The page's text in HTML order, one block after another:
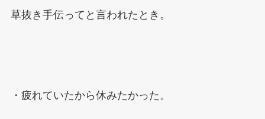
草抜き手伝ってと言われたとき。
・疲れていたから休みたかった。